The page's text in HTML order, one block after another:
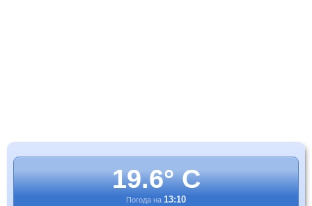
19.6° C
Погода на 13:10